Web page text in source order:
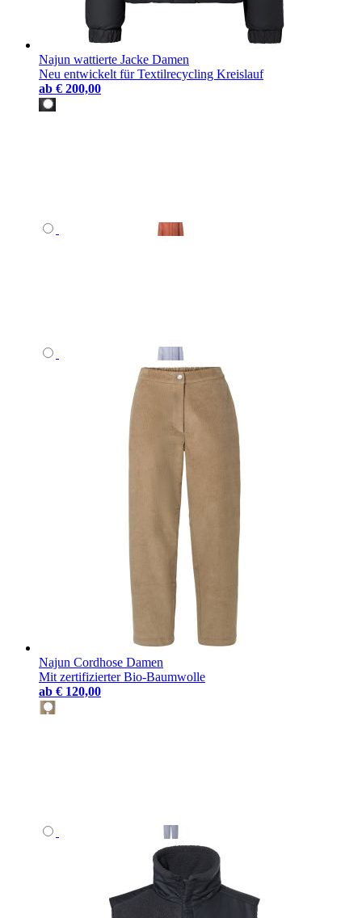
Najun wattierte Jacke Damen
Neu entwickelt für Textilrecycling Kreislauf
ab € 200,00
Najun Cordhose Damen
Mit zertifizierter Bio-Baumwolle
ab € 120,00